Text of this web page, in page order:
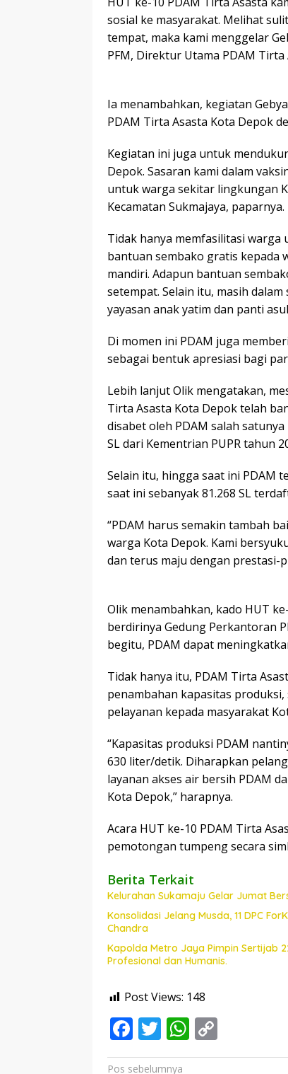
sosial ke masyarakat. Melihat
tempat, maka kami menggelar
PFM, Direktur Utama PDAM
Ia menambahkan, kegiatan
PDAM Tirta Asasta Kota Depok
Kegiatan ini juga untuk
Depok. Sasaran kami dalam
untuk warga sekitar lingkungan
Kecamatan Sukmajaya, paparnya.
Tidak hanya memfasilitasi
bantuan sembako gratis kepada
mandiri. Adapun bantuan
setempat. Selain itu, masih
yayasan anak yatim dan panti
Di momen ini PDAM juga
sebagai bentuk apresiasi bagi
Lebih lanjut Olik mengatakan,
Tirta Asasta Kota Depok telah
disabet oleh PDAM salah
SL dari Kementrian PUPR tahun
Selain itu, hingga saat ini PDAM
saat ini sebanyak 81.268 SL
“PDAM harus semakin tambah
warga Kota Depok. Kami
dan terus maju dengan prestasi-
Olik menambahkan, kado HUT
berdirinya Gedung Perkantoran
begitu, PDAM dapat
Tidak hanya itu, PDAM Tirta
penambahan kapasitas
pelayanan kepada masyarakat
“Kapasitas produksi PDAM
630 liter/detik. Diharapkan
layanan akses air bersih PDAM
Kota Depok,” harapnya.
Acara HUT ke-10 PDAM Tirta
pemotongan tumpeng secara
Berita Terkait
Kelurahan Sukamaju Gelar Jumat
Konsolidasi Jelang Musda, 11 DPC
Chandra
Kapolda Metro Jaya Pimpin Sertijab
Profesional dan Humanis.
Post Views: 148
F
ac
T
w
W
h o
Pos sebelumnya